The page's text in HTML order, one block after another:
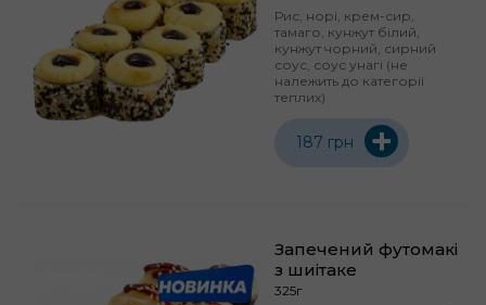
Рис, норі, крем-сир,
тамаго, кунжут білий,
кунжут чорний, сирний
соус, соус унагі (не
належить до категорії
теплих)
187 грн +
Запечений футомакі
з шиітаке
325г